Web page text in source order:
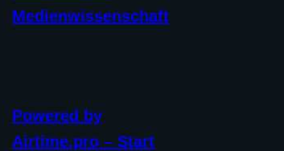
Medienwissenschaft
Powered by
Airtime.pro – Start